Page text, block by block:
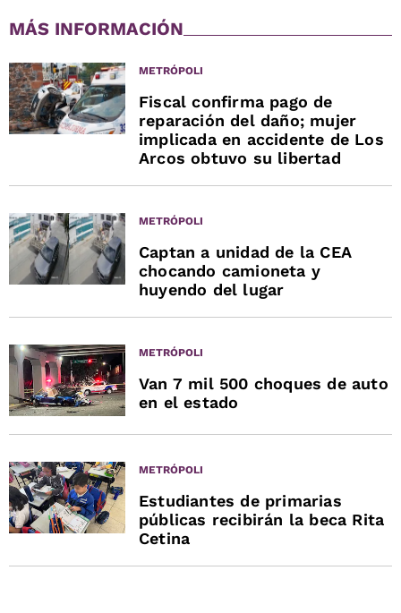
MÁS INFORMACIÓN
METRÓPOLI
Fiscal confirma pago de
reparación del daño; mujer
implicada en accidente de Los
Arcos obtuvo su libertad
METRÓPOLI
Captan a unidad de la CEA
chocando camioneta y
huyendo del lugar
METRÓPOLI
Van 7 mil 500 choques de auto
en el estado
METRÓPOLI
Estudiantes de primarias
públicas recibirán la beca Rita
Cetina